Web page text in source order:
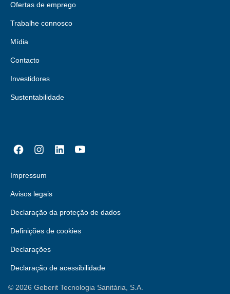
Ofertas de emprego
Trabalhe connosco
Mídia
Contacto
Investidores
Sustentabilidade
Impressum
Avisos legais
Declaração da proteção de dados
Definições de cookies
Declarações
Declaração de acessibilidade
© 2026 Geberit Tecnologia Sanitária, S.A.